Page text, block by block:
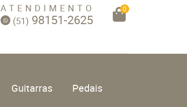
ATENDIMENTO
(51) 98151-2625
0
Guitarras Pedais